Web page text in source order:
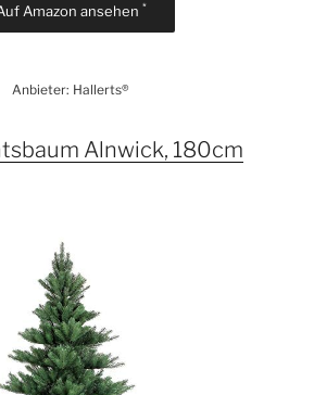
Amazon ansehen *
Anbieter: Hallerts®
Alnwick, 180cm